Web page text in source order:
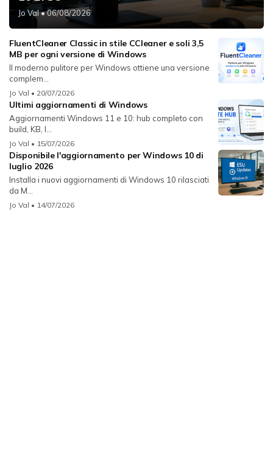
Jo Val• 06/08/2026
FluentCleaner Classic in stile CCleaner e soli 3,5
MB per ogni versione di Windows
Il moderno pulitore per Windows ottiene una versione
complem...
Jo Val • 20/07/2026
Ultimi aggiornamenti di Windows
Aggiornamenti Windows 11 e 10: hub completo con
build, KB, l...
Jo Val • 15/07/2026
Disponibile l'aggiornamento per Windows 10 di
luglio 2026
Installa i nuovi aggiornamenti di Windows 10 rilasciati
da M...
Jo Val • 14/07/2026